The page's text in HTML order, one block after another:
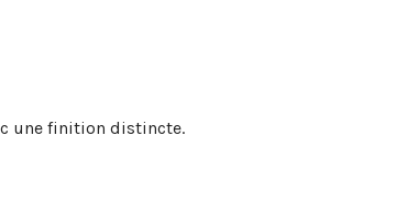
une finition distincte.